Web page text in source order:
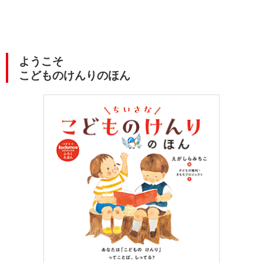
ようこそ
こどものけんりのほん